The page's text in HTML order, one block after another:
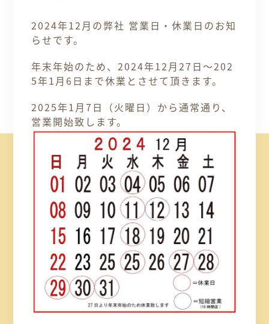
2024年12月の弊社 営業日・休業日のお知
らせです。
年末年始のため、2024年12月27日～202
5年1月6日まで休業とさせて頂きます。
2025年1月7日（火曜日）から通常通り、
営業開始致します。